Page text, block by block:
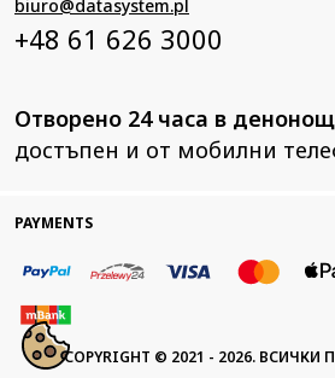
biuro@datasystem.pl
+48 61 626 3000
Отворено 24 часа в
достъпен и от мобилни
PAYMENTS
COPYRIGHT © 2021 - 2026. ВСИЧКИ